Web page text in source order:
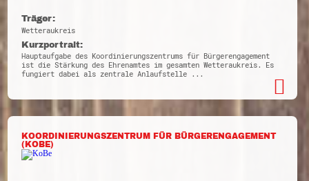
Träger:
Wetteraukreis
Kurzportrait:
Hauptaufgabe des Koordinierungszentrums für Bürgerengagement
ist die Stärkung des Ehrenamtes im gesamten Wetteraukreis. Es
fungiert dabei als zentrale Anlaufstelle ...
KOORDINIERUNGSZENTRUM FÜR BÜRGERENGAGEMENT
(KOBE)